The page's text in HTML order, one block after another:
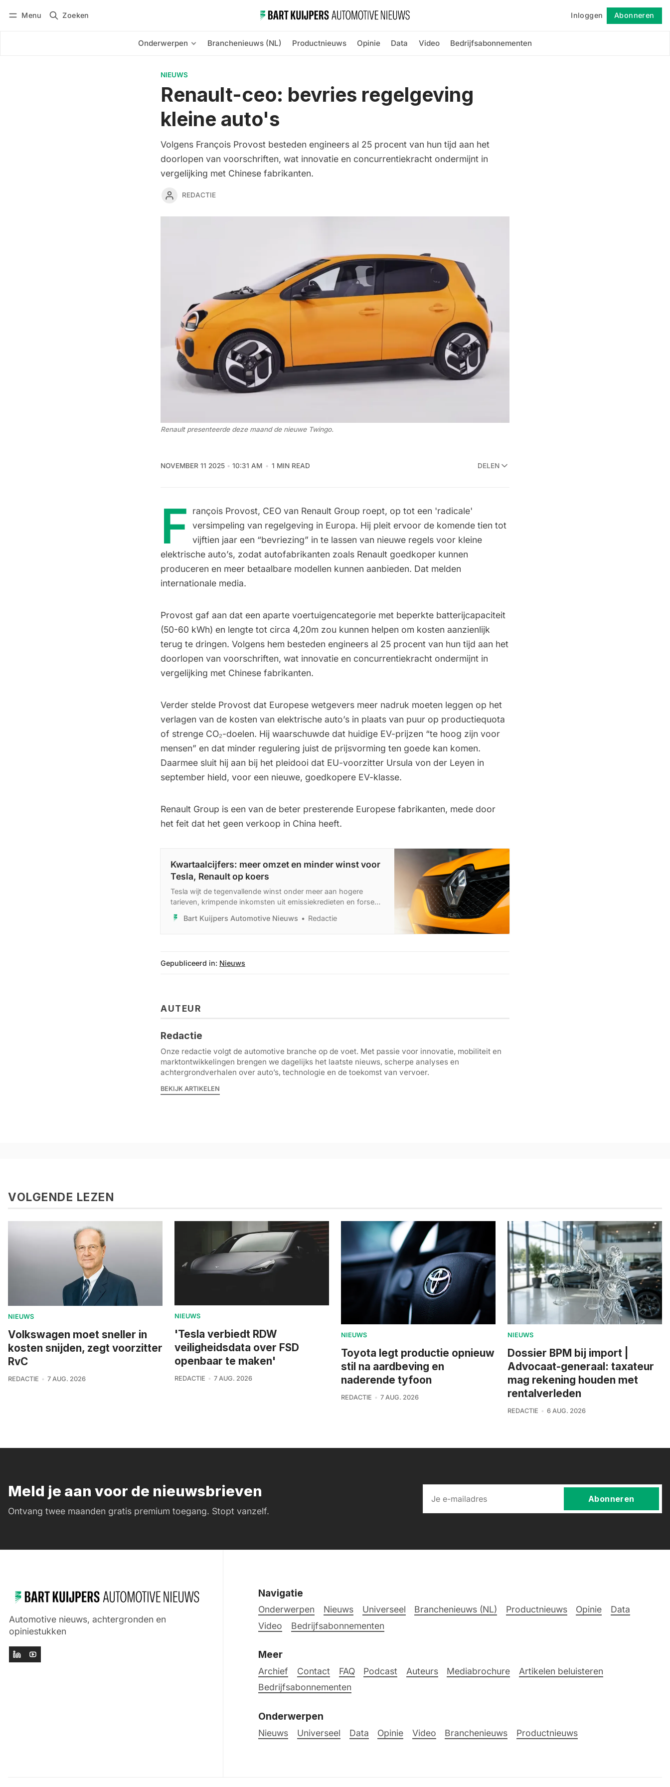
Menu Zoeken Inloggen Abonneren
Onderwerpen Branchenieuws (NL) Productnieuws Opinie Data Video Bedrijfsabonnementen
NIEUWS
Renault-ceo: bevries regelgeving
kleine auto's
Volgens François Provost besteden engineers al 25 procent van hun tijd aan het
doorlopen van voorschriften, wat innovatie en concurrentiekracht ondermijnt in
vergelijking met Chinese fabrikanten.
REDACTIE
Renault presenteerde deze maand de nieuwe Twingo.
NOVEMBER 11 2025 10:31 AM 1 MIN READ DELEN
F
rançois Provost, CEO van Renault Group roept, op tot een 'radicale'
versimpeling van regelgeving in Europa. Hij pleit ervoor de komende tien tot
vijftien jaar een “bevriezing” in te lassen van nieuwe regels voor kleine
elektrische auto’s, zodat autofabrikanten zoals Renault goedkoper kunnen
produceren en meer betaalbare modellen kunnen aanbieden. Dat melden
internationale media.
Provost gaf aan dat een aparte voertuigen­categorie met beperkte batterijcapaciteit
(50-60 kWh) en lengte tot circa 4,20m zou kunnen helpen om kosten aanzienlijk
terug te dringen. Volgens hem besteden engineers al 25 procent van hun tijd aan het
doorlopen van voorschriften, wat innovatie en concurrentiekracht ondermijnt in
vergelijking met Chinese fabrikanten.
Verder stelde Provost dat Europese wetgevers meer nadruk moeten leggen op het
verlagen van de kosten van elektrische auto’s in plaats van puur op productiequota
of strenge CO₂-doelen. Hij waarschuwde dat huidige EV-prijzen “te hoog zijn voor
mensen” en dat minder regulering juist de prijsvorming ten goede kan komen.
Daarmee sluit hij aan bij het pleidooi dat EU-voorzitter Ursula von der Leyen in
september hield, voor een nieuwe, goedkopere EV-klasse.
Renault Group is een van de beter presterende Europese fabrikanten, mede door
het feit dat het geen verkoop in China heeft.
Kwartaalcijfers: meer omzet en minder winst voor
Tesla, Renault op koers
Tesla wijt de tegenvallende winst onder meer aan hogere
tarieven, krimpende inkomsten uit emissiekredieten en forse
investeringen. Renault houdt omzet en winst juist prima op
peil.
Bart Kuijpers Automotive Nieuws Redactie
Gepubliceerd in: Nieuws
AUTEUR
Redactie
Onze redactie volgt de automotive branche op de voet. Met passie voor innovatie, mobiliteit en
marktontwikkelingen brengen we dagelijks het laatste nieuws, scherpe analyses en
achtergrondverhalen over auto’s, technologie en de toekomst van vervoer.
BEKIJK ARTIKELEN
VOLGENDE LEZEN
NIEUWS
Volkswagen moet sneller in
kosten snijden, zegt voorzitter
RvC
REDACTIE 7 AUG. 2026
NIEUWS
'Tesla verbiedt RDW
veiligheidsdata over FSD
openbaar te maken'
REDACTIE 7 AUG. 2026
NIEUWS
Toyota legt productie opnieuw
stil na aardbeving en
naderende tyfoon
REDACTIE 7 AUG. 2026
NIEUWS
Dossier BPM bij import |
Advocaat-generaal: taxateur
mag rekening houden met
rentalverleden
REDACTIE 6 AUG. 2026
Meld je aan voor de nieuwsbrieven
Ontvang twee maanden gratis premium toegang. Stopt vanzelf.
Abonneren
Automotive nieuws, achtergronden en
opiniestukken
Navigatie
Onderwerpen Nieuws Universeel Branchenieuws (NL) Productnieuws Opinie
Data
Video
Bedrijfsabonnementen
Meer
Archief Contact FAQ Podcast Auteurs Mediabrochure
Artikelen beluisteren
Bedrijfsabonnementen
Onderwerpen
Nieuws Universeel Data Opinie Video Branchenieuws Productnieuws